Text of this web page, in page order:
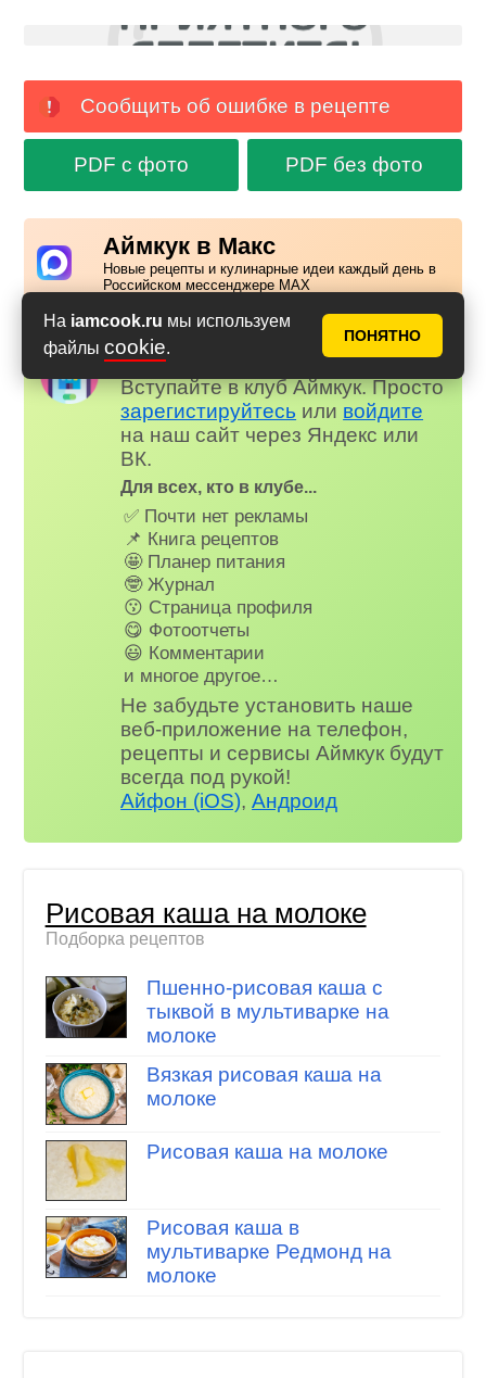
На iamcook.ru мы используем
файлы cookie.
ПОНЯТНО
Сообщить об ошибке в рецепте
PDF с фото PDF без фото
Аймкук в Макс
Новые рецепты и кулинарные идеи каждый день в
Российском мессенджере MAX
Надоела реклама?
Вступайте в клуб Аймкук. Просто
зарегистируйтесь или войдите
на наш сайт через Яндекс или
ВК.
Для всех, кто в клубе...
✅ Почти нет рекламы
📌 Книга рецептов
🤩 Планер питания
🤓 Журнал
😗 Страница профиля
😋 Фотоотчеты
😃 Комментарии
и многое другое…
Не забудьте установить наше
веб-приложение на телефон,
рецепты и сервисы Аймкук будут
всегда под рукой!
Айфон (iOS),Андроид
✕
Рисовая каша на молоке
Подборка рецептов
Пшенно-рисовая каша с
тыквой в мультиварке на
молоке
Вязкая рисовая каша на
молоке
Рисовая каша на молоке
Рисовая каша в
мультиварке Редмонд на
молоке